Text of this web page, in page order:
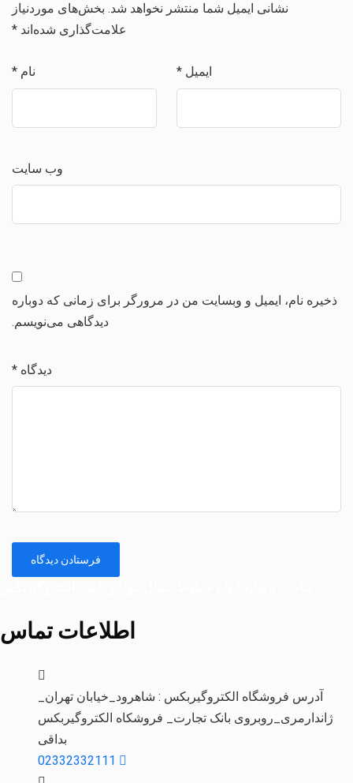
نشانی ایمیل شما منتشر نخواهد شد. بخش‌های موردنیاز
علامت‌گذاری شده‌اند *
نام * ایمیل *
وب‌ سایت
ذخیره نام، ایمیل و وبسایت من در مرورگر برای زمانی که دوباره
دیدگاهی می‌نویسم.
دیدگاه *
اطلاعات تماس
آدرس فروشگاه الکتروگیربکس : شاهرود_خیابان تهران_
ژاندارمری_روبروی بانک تجارت_ فروشکاه الکتروگیربکس
بداقی
02332332111